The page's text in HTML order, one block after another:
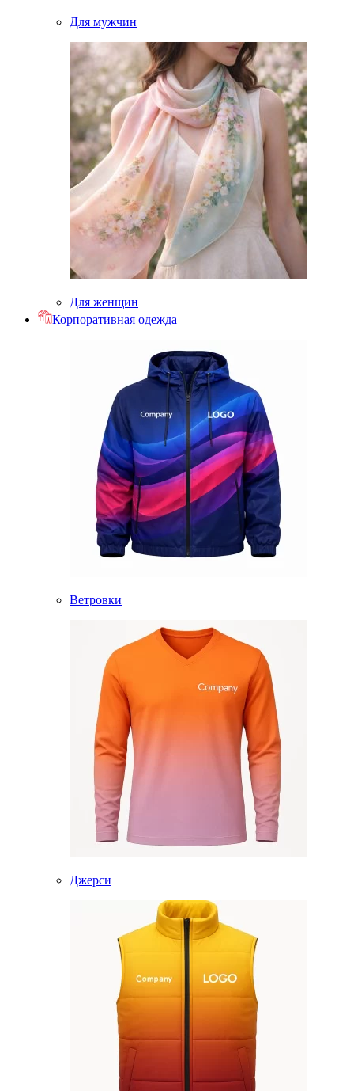
Для мужчин
Для женщин
Корпоративная одежда
Ветровки
Джерси